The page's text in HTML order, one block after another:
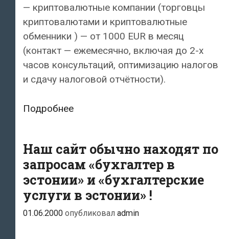
— криптовалютные компании (торговцы
криптовалютами и криптовалютные
обменники ) — от 1000 EUR в месяц
(контакт — ежемесячно, включая до 2-х
часов консультаций, оптимизацию налогов
и сдачу налоговой отчётности).
ПодробнееНаши
Наш сайт обычно находят по
запросам «бухгалтер в
эстонии» и «бухгалтерские
услуги в эстонии» !
01.06.2000 опубликовал admin